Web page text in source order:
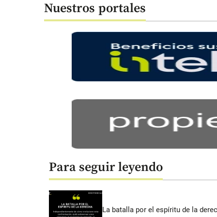
Nuestros portales
Para seguir leyendo
La batalla por el espíritu de la